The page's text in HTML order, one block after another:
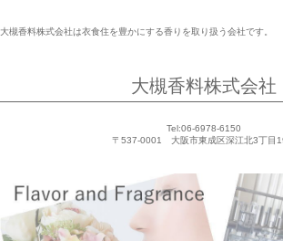
大槻香料株式会社
大槻香料株式会社は衣食住を豊かにする香りを取り扱う会社です。
Tel:06-6978-6150
〒537-0001 大阪市東成区深江北3丁目